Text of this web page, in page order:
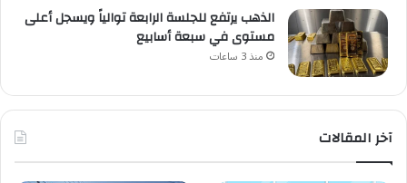
الذهب يرتفع للجلسة الرابعة توالياً ويسجل أعلى
مستوى في سبعة أسابيع
منذ 3 ساعات
آخر المقالات